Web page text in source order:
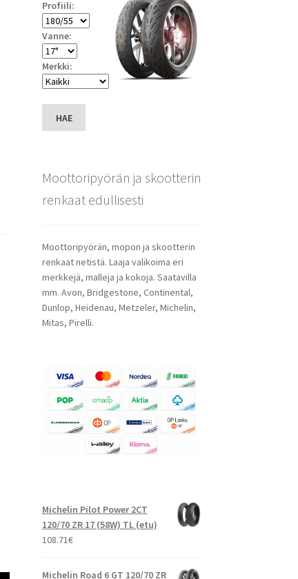
Profiili:
Vanne:
Merkki:
HAE
Moottoripyörän ja skootterin
renkaat edullisesti
Moottoripyörän, mopon ja skootterin
renkaat netistä. Laaja valikoima eri
merkkejä, malleja ja kokoja. Saatavilla
mm. Avon, Bridgestone, Continental,
Dunlop, Heidenau, Metzeler, Michelin,
Mitas, Pirelli.
Michelin Pilot Power 2CT
120/70 ZR 17 (58W) TL (etu)
108.71€
Michelin Road 6 GT 120/70 ZR